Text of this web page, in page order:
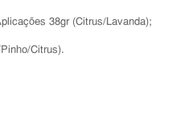
38gr (Citrus/Lavanda);
Citrus).